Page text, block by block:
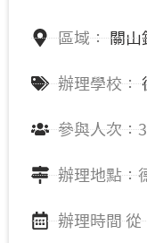
區域： 關山
辦理學校：
參與人次：
辦理地點：
辦理時間 從